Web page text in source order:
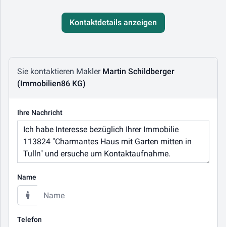
Kontaktdetails anzeigen
Nachricht schreiben
Sie kontaktieren Makler Martin Schildberger
(Immobilien86 KG)
Ihre Nachricht
Name
Telefon